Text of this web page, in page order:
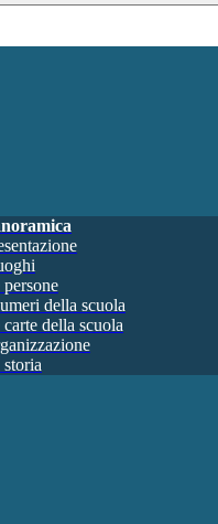
della scuola
della scuola